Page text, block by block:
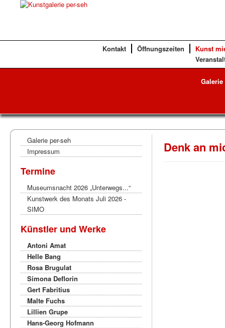
Kontakt Öffnungszeiten
Kunst
Galerie per-seh
Impressum
Termine
Museumsnacht 2026 „Unterwegs...“
Kunstwerk des Monats Juli 2026 -
SIMO
Künstler und Werke
Antoni Amat
Helle Bang
Rosa Brugulat
Simona Deflorin
Gert Fabritius
Malte Fuchs
Lillien Grupe
Hans-Georg Hofmann
Denk an